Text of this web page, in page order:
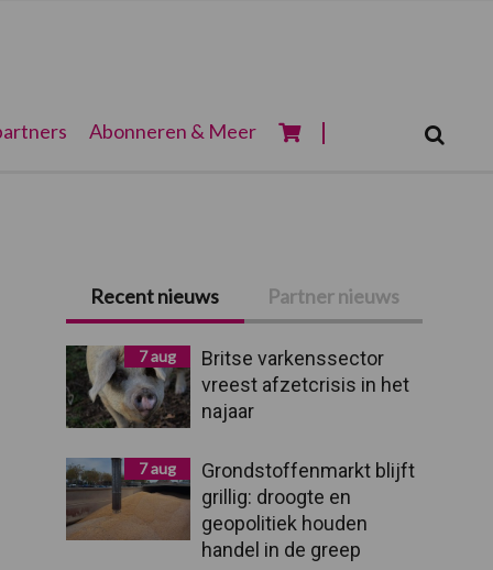
Abonneren & Meer
Primaire
Sidebar
Recent nieuws Partner nieuws
7 aug
Britse varkenssector
vreest afzetcrisis in het
najaar
7 aug
Grondstoffenmarkt blijft
grillig: droogte en
geopolitiek houden
handel in de greep